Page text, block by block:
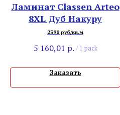
Ламинат Classen Arteo
8XL Дуб Накуру
2390 руб/кв.м
5 160,01 р. / 1 pack
Заказать